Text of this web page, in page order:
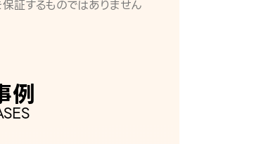
証するものではありません
例